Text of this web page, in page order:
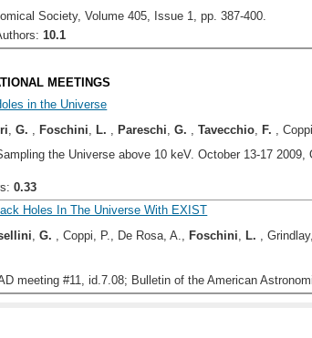
Society, Volume 405, Issue 1, pp. 387-400.
10.1
MEETINGS
in the Universe
,G. ,Foschini ,L. ,Pareschi ,G. ,Tavecchio ,F. ,
the Universe above 10 keV. October 13-17
0.33
Holes In The Universe With EXIST
,G. , Coppi, P., De Rosa, A., Foschini, L. ,
meeting #11, id.7.08; Bulletin of the American